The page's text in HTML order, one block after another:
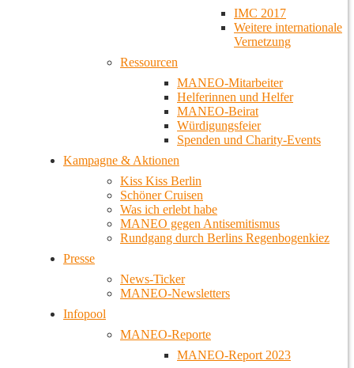
IMC 2017
Weitere internationale
Vernetzung
Ressourcen
MANEO-Mitarbeiter
Helferinnen und Helfer
MANEO-Beirat
Würdigungsfeier
Spenden und Charity-Events
Kampagne & Aktionen
Kiss Kiss Berlin
Schöner Cruisen
Was ich erlebt habe
MANEO gegen Antisemitismus
Rundgang durch Berlins Regenbogenkiez
Presse
News-Ticker
MANEO-Newsletters
Infopool
MANEO-Reporte
MANEO-Report 2023